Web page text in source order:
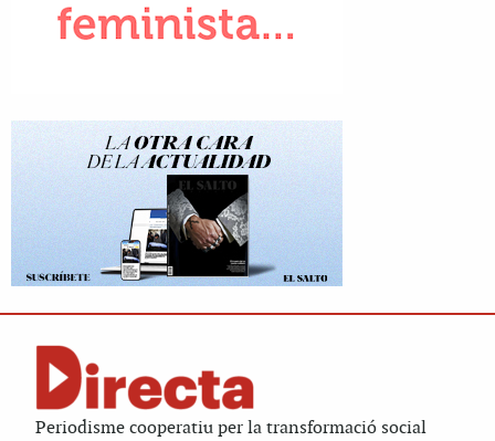
Periodisme cooperatiu per la transformació social